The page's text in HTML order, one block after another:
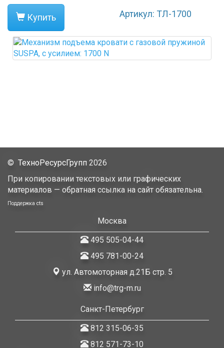
Купить Артикул: ТЛ-1700
© ТехноРесурсГрупп 2026
При копировании текстовых или графических
материалов — обратная ссылка на сайт обязательна.
Поддержка cts
Москва
495 505-04-44
495 781-00-24
ул. Автомоторная д.21Б стр. 5
info@trg-m.ru
Санкт-Петербург
812 315-06-35
812 571-73-10